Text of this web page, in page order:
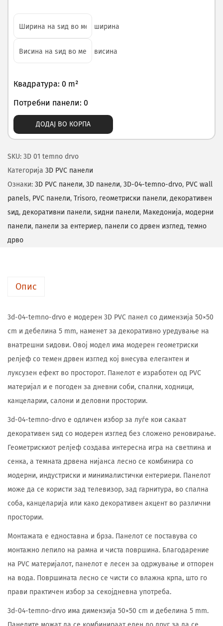
ширина
висина
Квадратура: 0 m²
Потребни панели: 0
ДОДАЈ ВО КОРПА
SKU: 3D 01 temno drvo
Категорија 3D PVC панели
Ознаки: 3D PVC панели, 3D панели, 3D-04-temno-drvo, PVC wall
panels, PVC панели, Trisoro, геометриски панели, декоративен
ѕид, декоративни панели, ѕидни панели, Македонија, модерни
панели, панели за ентериер, панели со дрвен изглед, темно
дрво
Опис
3d-04-temno-drvo е модерен 3D PVC панел со димензија 50×50
cm и дебелина 5 mm, наменет за декоративно уредување на
внатрешни ѕидови. Овој модел има модерен геометриски
релјеф со темен дрвен изглед кој внесува елегантен и
луксузен ефект во просторот. Панелот е изработен од PVC
материјал и е погоден за дневни соби, спални, ходници,
канцеларии, салони и деловни простории.
3d-04-temno-drvo е одличен избор за луѓе кои сакаат
декоративен ѕид со модерен изглед без сложено реновирање.
Геометрискиот релјеф создава интересна игра на светлина и
сенка, а темната дрвена нијанса лесно се комбинира со
модерни, индустриски и минималистички ентериери. Панелот
може да се користи зад телевизор, зад гарнитура, во спална
соба, канцеларија или како декоративен акцент во различни
простории.
Монтажата е едноставна и брза. Панелот се поставува со
монтажно лепило на рамна и чиста површина. Благодарение
на PVC материјалот, панелот е лесен за одржување и отпорен
на вода. Површината лесно се чисти со влажна крпа, што го
прави практичен избор за секојдневна употреба.
3d-04-temno-drvo има димензија 50×50 cm и дебелина 5 mm.